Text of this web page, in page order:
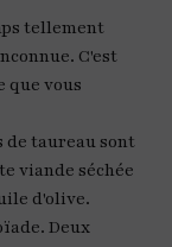
tellement
C'est
que vous
de taureau sont
viande séchée
d'olive.
Deux